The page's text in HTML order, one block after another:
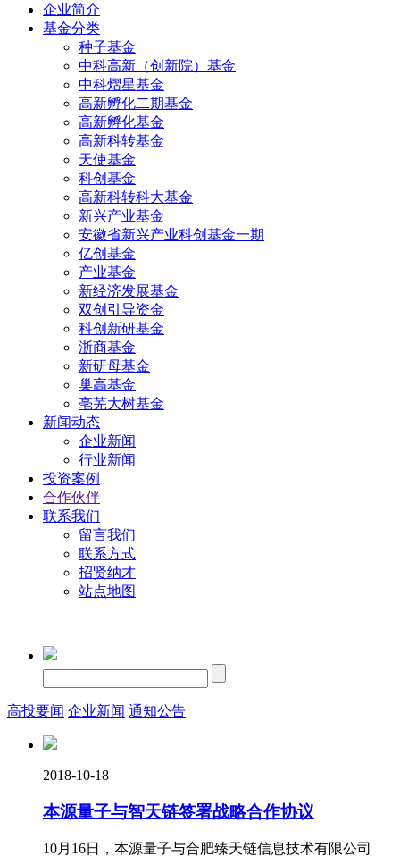
企业简介
基金分类
种子基金
中科高新（创新院）基金
中科熠星基金
高新孵化二期基金
高新孵化基金
高新科转基金
天使基金
科创基金
高新科转科大基金
新兴产业基金
安徽省新兴产业科创基金一期
亿创基金
产业基金
新经济发展基金
双创引导资金
科创新研基金
浙商基金
新研母基金
巢高基金
亳芜大树基金
新闻动态
企业新闻
行业新闻
投资案例
合作伙伴
联系我们
留言我们
联系方式
招贤纳才
站点地图
高投要闻 企业新闻 通知公告
2018-10-18
本源量子与智天链签署战略合作协议
10月16日，本源量子与合肥臻天链信息技术有限公司